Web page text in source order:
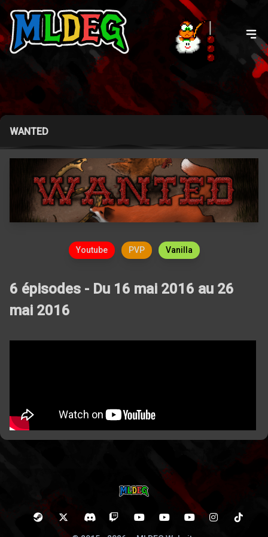
WANTED
Youtube PVP Vanilla
6 épisodes - Du 16 mai 2016 au 26
mai 2016